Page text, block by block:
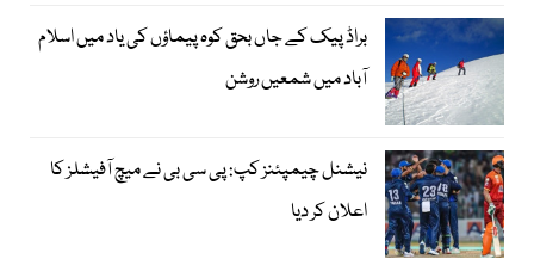
براڈ پیک کے جاں بحق کوہ پیماؤں کی یاد میں اسلام
آباد میں شمعیں روشن
نیشنل چیمپئنز کپ: پی سی بی نے میچ آفیشلز کا
اعلان کر دیا